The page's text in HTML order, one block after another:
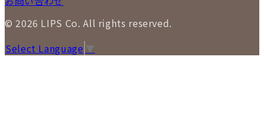
© 2026 LIPS Co. All rights reserved.
Select Language ▼